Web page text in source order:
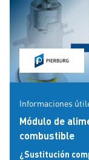
Informaciones
Módulo de
combustible
¿Sustitución